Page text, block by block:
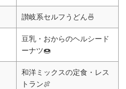
讃岐系セルフうどん🍜
豆乳・おからのヘルシード
ーナツ🍩
和洋ミックスの定食・レス
トラン🍖